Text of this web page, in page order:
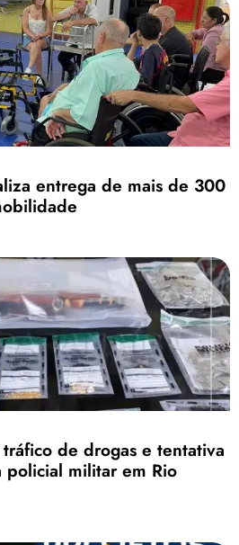
entrega de mais de 300
de drogas e tentativa
militar em Rio